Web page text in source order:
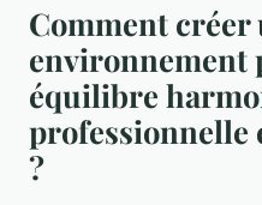
Comment créer
environnement
équilibre
professionnelle
?